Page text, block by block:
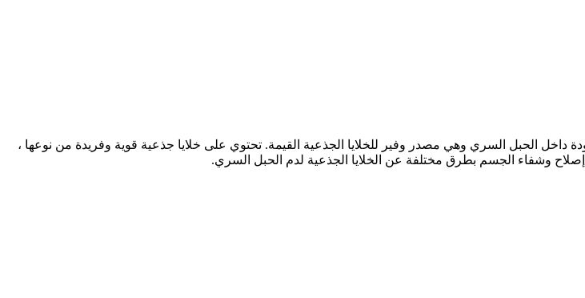
الحبل السري وهي مصدر وفير للخلايا الجذعية القيمة. تحتوي على خلايا جذعية قوية وفريدة من نوعها ،
إصلاح وشفاء الجسم بطرق مختلفة عن الخلايا الجذعية لدم الحبل السري.